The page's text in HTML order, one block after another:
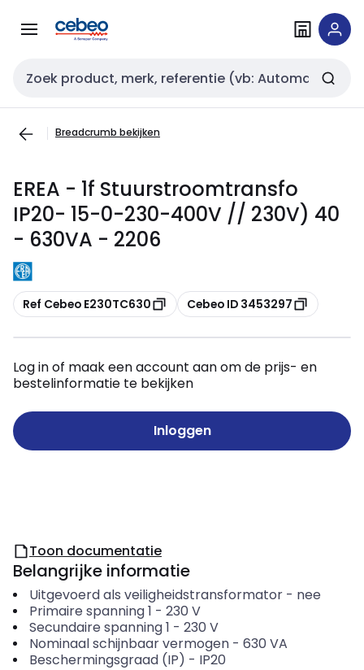
naar
naar
Zoekveld invoer
Breadcrumb bekijken
EREA - 1f Stuurstroomtransfo
IP20- 15-0-230-400V // 230V) 40
- 630VA - 2206
Kopiëren
Ref Cebeo E230TC630 Kopiëren
Cebeo ID 3453297
Log in of maak een account aan om de prijs- en
bestelinformatie te bekijken
Inloggen
Toon documentatie
Belangrijke informatie
Uitgevoerd als veiligheidstransformator- nee
Primaire spanning 1 - 230 V
Secundaire spanning 1 - 230 V
Nominaal schijnbaar vermogen- 630 VA
Beschermingsgraad (IP) - IP20